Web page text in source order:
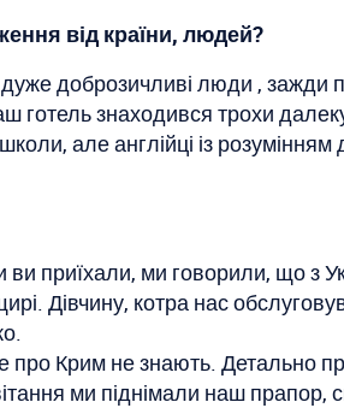
від країни, людей?
доброзичливі люди ,
готель знаходився трохи
але англійці із
ви приїхали, ми говорили,
Дівчину, котра нас
про Крим не знають. Детально
ми піднімали наш